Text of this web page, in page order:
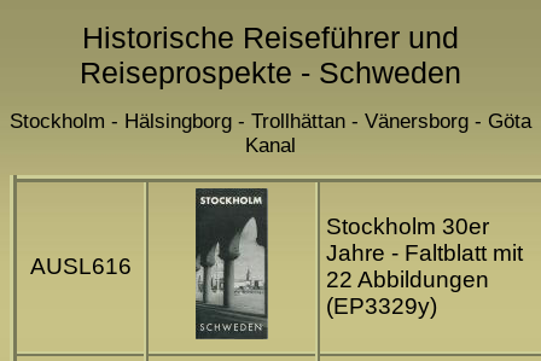
Historische Reiseführer und
Reiseprospekte - Schweden
Stockholm - Hälsingborg - Trollhättan - Vänersborg - Göta
Kanal
AUSL616
Stockholm 30er
Jahre - Faltblatt mit
22 Abbildungen
(EP3329y)